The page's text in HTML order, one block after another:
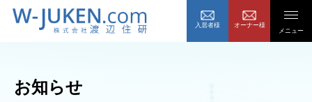
入居者様 オーナー様
メニュー
お知らせ